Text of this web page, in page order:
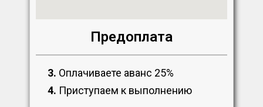
Предоплата
3. Оплачиваете аванс 25%
4. Приступаем к выполнению